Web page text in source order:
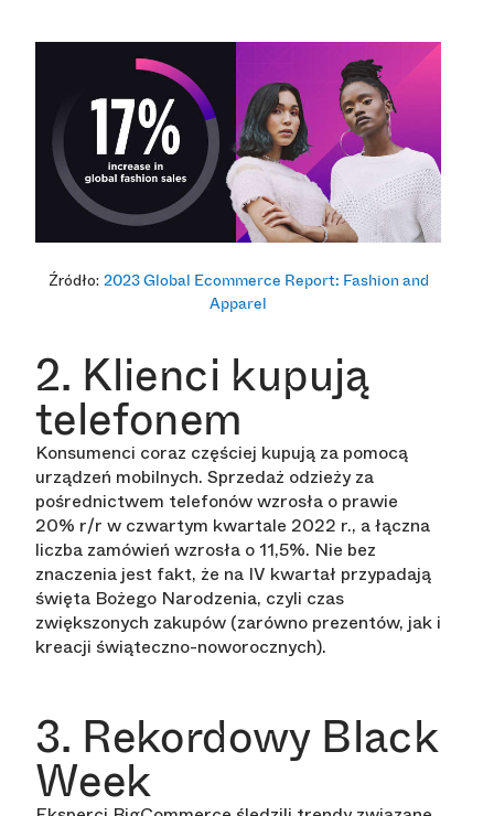
Źródło: 2023 Global Ecommerce Report: Fashion and
Apparel
2. Klienci kupują
telefonem
Konsumenci coraz częściej kupują za pomocą
urządzeń mobilnych. Sprzedaż odzieży za
pośrednictwem telefonów wzrosła o prawie
20% r/r w czwartym kwartale 2022 r., a łączna
liczba zamówień wzrosła o 11,5%. Nie bez
znaczenia jest fakt, że na IV kwartał przypadają
święta Bożego Narodzenia, czyli czas
zwiększonych zakupów (zarówno prezentów, jak i
kreacji świąteczno-noworocznych).
3. Rekordowy Black
Week